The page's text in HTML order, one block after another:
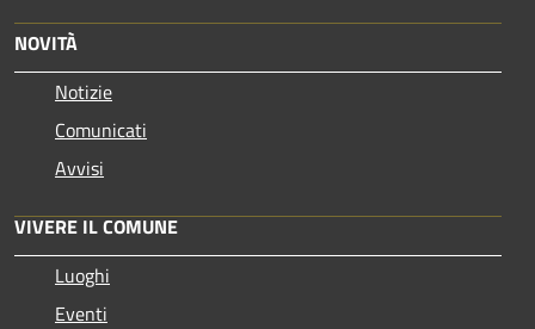
NOVITÀ
Notizie
Comunicati
Avvisi
VIVERE IL COMUNE
Luoghi
Eventi